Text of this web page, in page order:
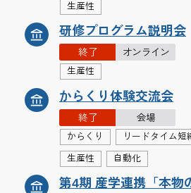
生産性
研修プログラム説明会
終了 オンライン
生産性
からくり体験交流会
終了 会場
からくり リードタイム短
生産性 自動化
第4期 産学連携「本物